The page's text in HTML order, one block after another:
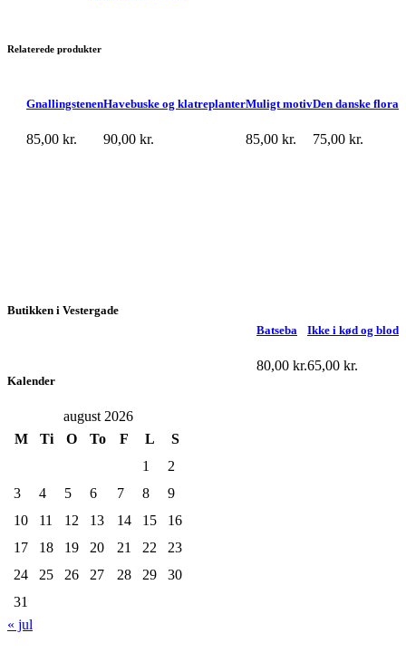
Relaterede produkter
Den danske flora
75,00 kr.
Muligt motiv
85,00 kr.
Havebuske og klatreplanter
90,00 kr.
Gnallingstenen
85,00 kr.
Ikke i kød og blod
65,00 kr.
Batseba
80,00 kr.
Butikken i Vestergade
Kalender
august 2026
M
Ti O To F L
S
1
2
3
4 5 6 7 8
9
10
11 12 13 14 15
16
17
18 19 20 21 22
23
24
25 26 27 28 29
30
31
« jul